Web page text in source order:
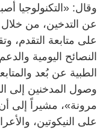
وقال: «التكنولوجيا
عن التدخين، من خلال
على متابعة التقدم،
النصائح اليومية
الطبية عن بُعد
وصول المدخنين إلى
مرونة»، مشيراً إلى
على النيكوتين،